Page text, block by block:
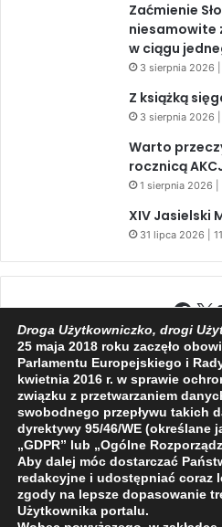
Zaćmienie
niesamowite
w ciągu
3 sierpnia 2026
Z książką
3 sierpnia 2026
Warto
rocznicą
1 sierpnia 2026
XIV Jasielski
31 lipca 2026 |
X
2009 - 2026 © Wszelkie
O NAS
REDAKCJA
Droga Użytkowniczko, drogi
25 maja 2018 roku zaczęło
Parlamentu Europejskiego i
kwietnia 2016 r. w sprawie
związku z przetwarzaniem
swobodnego przepływu takich
dyrektywy 95/46/WE (określane
„GDPR” lub „Ogólne
Aby dalej móc dostarczać
redakcyjne i udostępniać coraz
zgody na lepsze dopasowanie
Użytkownika portalu.